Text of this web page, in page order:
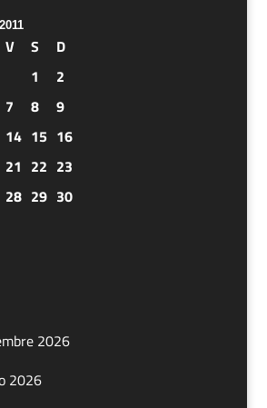
V S
D
1
2
7 8
9
14 15 16
21 22 23
28 29 30
2026
2026